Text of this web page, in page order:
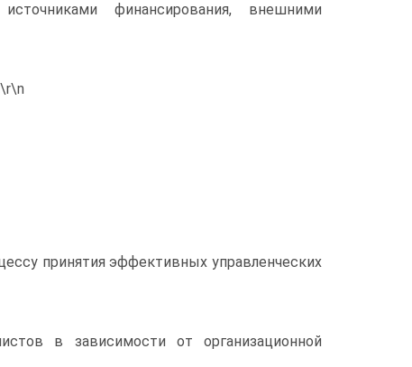
финансирования, внешними
принятия эффективных управленческих
в зависимости от организационной